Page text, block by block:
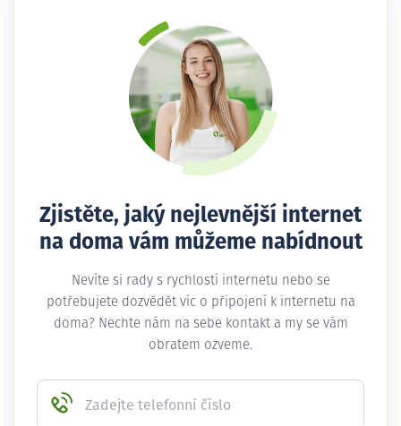
Zjistěte, jaký nejlevnější internet
na doma vám můžeme nabídnout
Nevíte si rady s rychlostí internetu nebo se
potřebujete dozvědět víc o připojení k internetu na
doma? Nechte nám na sebe kontakt a my se vám
obratem ozveme.
Zadejte telefonní číslo